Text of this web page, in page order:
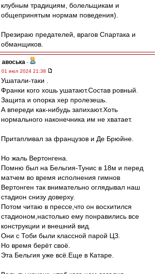
клубным традициям, болельщикам и
общепринятым нормам поведения).
Презираю предателей, врагов Спартака и
обманщиков.
авоська -
01 июл 2024 21:38
Ушатали-таки .
Франки кого хошь ушатают.Состав ровный.
Защита и опорка хер пролезешь.
А впереди как-нибудь запихают.Хоть
нормального наконечника им не хватает.
Притапливал за французов и Де Брюйне.
Но жаль Вертонгена.
Помню был на Бельгия-Тунис в 18м и перед
матчем во время исполнения гимнов
Вертонген так внимательно оглядывал наш
стадион снизу доверху.
Потом читаю в прессе,что он восхитился
стадионом,настолько ему понравились все
конструкции и внешний вид.
Они с Тоби были классной парой ЦЗ.
Но время берёт своё.
Эта Бельгия уже всё.Еще в Катаре.